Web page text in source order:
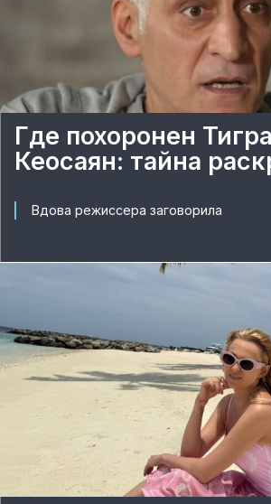
Где похоронен
Кеосаян: тайна
Вдова режиссера заговорила